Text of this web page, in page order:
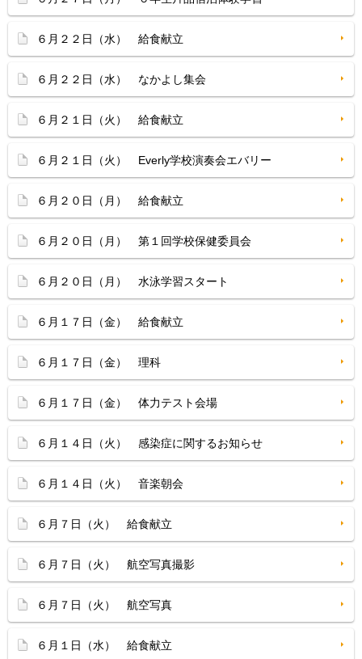
６月２２日（水） 給食献立
６月２２日（水） なかよし集会
６月２１日（火） 給食献立
６月２１日（火） Everly学校演奏会エバリー
６月２０日（月） 給食献立
６月２０日（月） 第１回学校保健委員会
６月２０日（月） 水泳学習スタート
６月１７日（金） 給食献立
６月１７日（金） 理科
６月１７日（金） 体力テスト会場
６月１４日（火） 感染症に関するお知らせ
６月１４日（火） 音楽朝会
６月７日（火） 給食献立
６月７日（火） 航空写真撮影
６月７日（火） 航空写真
６月１日（水） 給食献立